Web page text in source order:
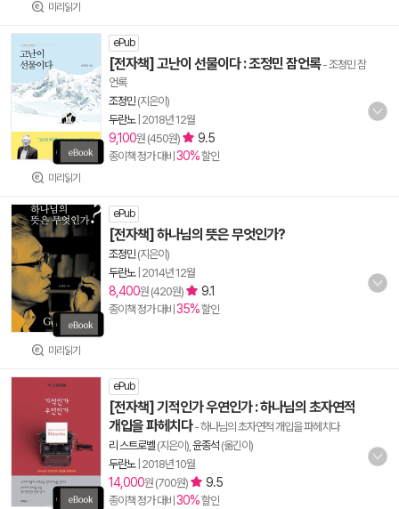
미리읽기
미리읽기
ePub
[전자책] 고난이 선물이다 : 조정민 잠언록- 조정민 잠
언록
조정민(지은이)
두란노| 2018년 12월
9,100원 (450원) 9.5
종이책 정가 대비 30%할인
미리읽기
ePub
[전자책] 하나님의 뜻은 무엇인가?
조정민(지은이)
두란노| 2014년 12월
8,400원 (420원) 9.1
종이책 정가 대비 35%할인
ePub
[전자책] 기적인가 우연인가 : 하나님의 초자연적
개입을 파헤치다- 하나님의 초자연적 개입을 파헤치다
리 스트로벨 (지은이), 윤종석 (옮긴이)
두란노| 2018년 10월
14,000원 (700원) 9.5
종이책 정가 대비 30%할인